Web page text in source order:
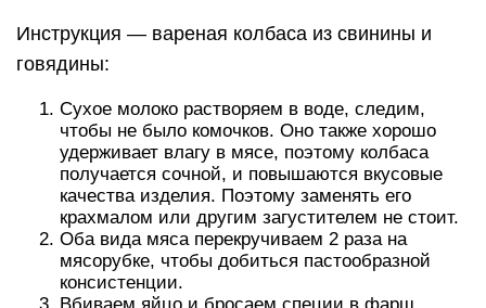
Инструкция — вареная колбаса из свинины и
говядины:
Сухое молоко растворяем в воде, следим,
чтобы не было комочков. Оно также хорошо
удерживает влагу в мясе, поэтому колбаса
получается сочной, и повышаются вкусовые
качества изделия. Поэтому заменять его
крахмалом или другим загустителем не стоит.
Оба вида мяса перекручиваем 2 раза на
мясорубке, чтобы добиться пастообразной
консистенции.